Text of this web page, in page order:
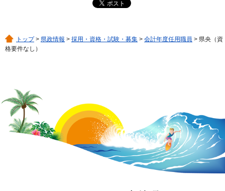
トップ> 県政情報 > 採用・資格・試験・募集 > 会計年度任用職員 > 県央（資
格要件なし）